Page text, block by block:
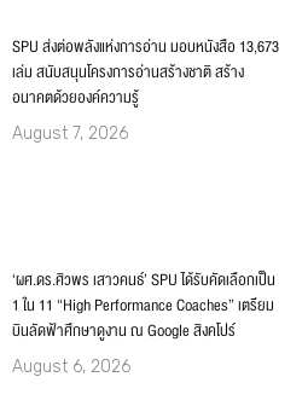
SPU ส่งต่อพลังแห่งการอ่าน มอบหนังสือ 13,673
เล่ม สนับสนุนโครงการอ่านสร้างชาติ สร้าง
อนาคตด้วยองค์ความรู้
August 7, 2026
‘ผศ.ดร.ศิวพร เสาวคนธ์’ SPU ได้รับคัดเลือกเป็น
1 ใน 11 “High Performance Coaches” เตรียม
บินลัดฟ้าศึกษาดูงาน ณ Google สิงคโปร์
August 6, 2026